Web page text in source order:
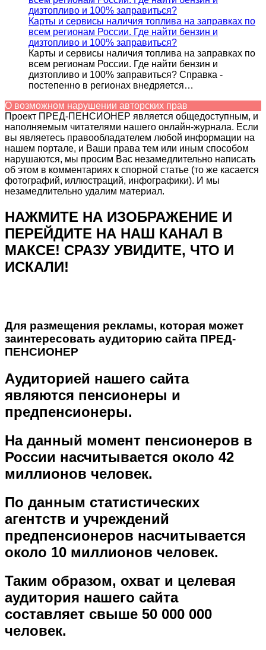
дизтопливо и 100% заправиться?
Карты и сервисы наличия топлива на заправках по
всем регионам России. Где найти бензин и
дизтопливо и 100% заправиться?
Карты и сервисы наличия топлива на заправках по
всем регионам России. Где найти бензин и
дизтопливо и 100% заправиться? Справка -
постепенно в регионах внедряется…
О возможном нарушении авторских прав
Проект ПРЕД-ПЕНСИОНЕР является общедоступным, и
наполняемым читателями нашего онлайн-журнала. Если
вы являетесь правообладателем любой информации на
нашем портале, и Ваши права тем или иным способом
нарушаются, мы просим Вас незамедлительно написать
об этом в комментариях к спорной статье (то же касается
фотографий, иллюстраций, инфографики). И мы
незамедлительно удалим материал.
НАЖМИТЕ НА ИЗОБРАЖЕНИЕ И
ПЕРЕЙДИТЕ НА НАШ КАНАЛ В
МАКСЕ! СРАЗУ УВИДИТЕ, ЧТО И
ИСКАЛИ!
Для размещения рекламы, которая может
заинтересовать аудиторию сайта ПРЕД-
ПЕНСИОНЕР
Аудиторией нашего сайта
являются пенсионеры и
предпенсионеры.
На данный момент пенсионеров в
России насчитывается около 42
миллионов человек.
По данным статистических
агентств и учреждений
предпенсионеров насчитывается
около 10 миллионов человек.
Таким образом, охват и целевая
аудитория нашего сайта
составляет свыше 50 000 000
человек.